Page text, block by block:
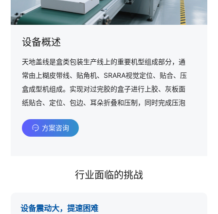
设备概述
天地盖线是盒类包装生产线上的重要机型组成部分，通
常由上糊皮带线、贴角机、SRARA视觉定位、贴合、压
盒成型机组成。实现对过完胶的盒子进行上胶、灰板面
纸贴合、定位、包边、耳朵折叠和压制，同时完成压泡
包装行业中广泛应用于制作各类精装礼品包装盒、鞋
方案咨询
行业面临的挑战
设备震动大，提速困难